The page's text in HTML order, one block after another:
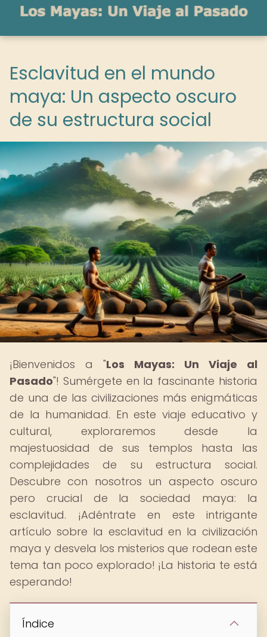
Esclavitud en el mundo
maya: Un aspecto oscuro
de su estructura social
¡Bienvenidos a "Los Mayas: Un Viaje al
Pasado"! Sumérgete en la fascinante historia
de una de las civilizaciones más enigmáticas
de la humanidad. En este viaje educativo y
cultural, exploraremos desde la
majestuosidad de sus templos hasta las
complejidades de su estructura social.
Descubre con nosotros un aspecto oscuro
pero crucial de la sociedad maya: la
esclavitud. ¡Adéntrate en este intrigante
artículo sobre la esclavitud en la civilización
maya y desvela los misterios que rodean este
tema tan poco explorado! ¡La historia te está
esperando!
Índice